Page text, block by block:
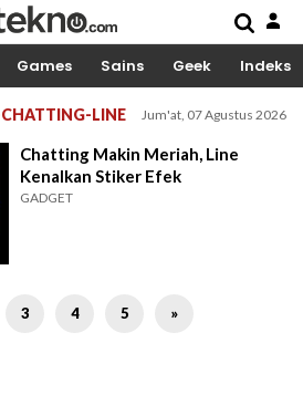
Games Sains Geek Indeks
LINE Jum'at, 07 Agustus 2026
Chatting Makin Meriah, Line
Kenalkan Stiker Efek
GADGET
3 4 5 »